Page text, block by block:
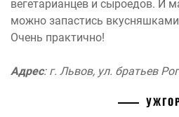
вегетарианцев и сыроедов. И
можно запастись
Очень практично!
Адрес: г. Львов, ул. братьев